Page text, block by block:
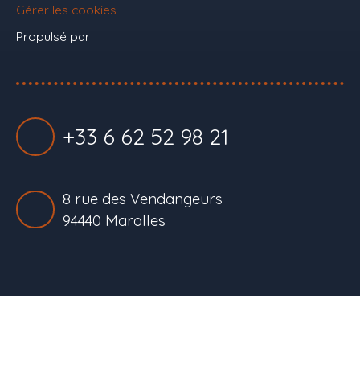
Gérer les cookies
Propulsé par
+33 6 62 52 98 21
8 rue des Vendangeurs
94440 Marolles